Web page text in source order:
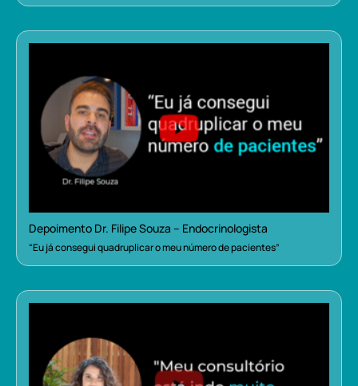
Depoimento Dr. Filipe Souza – Endocrinologista
“Eu já consegui quadruplicar o meu número de pacientes”